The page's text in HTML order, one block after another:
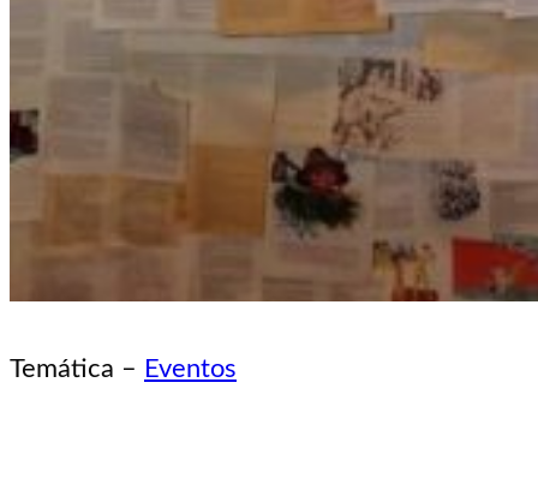
Temática – Eventos